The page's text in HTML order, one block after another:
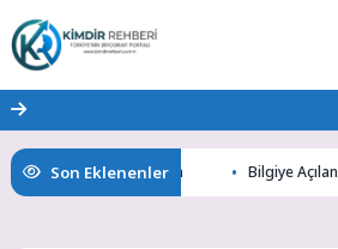
Son Eklenenler
Keşfedin Bilgiye Açılan